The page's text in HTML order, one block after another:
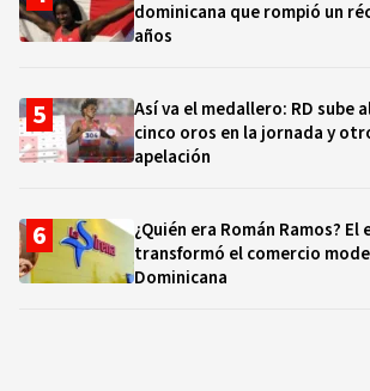
dominicana que rompió un
años
Así va el medallero: RD sube
cinco oros en la jornada y
apelación
¿Quién era Román Ramos?
transformó el comercio
Dominicana